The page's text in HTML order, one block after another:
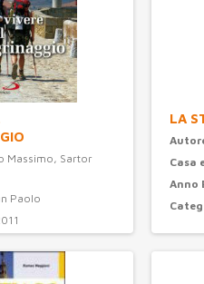
Massimo, Sartor
Paolo
LA
Casa
Anno